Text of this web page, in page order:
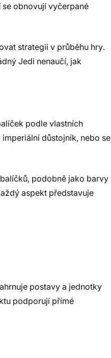
se obnovují vyčerpané
strategii v průběhu hry.
Jedi nenaučí, jak
podle vlastních
důstojník, nebo se
podobně jako barvy
aspekt představuje
postavy a jednotky
podporují přímé